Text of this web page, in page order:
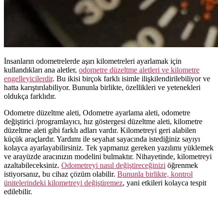
İnsanların odometrelerde aşırı kilometreleri ayarlamak için
kullandıkları ana aletler, odometre düzeltme aletleri ve kilometre
engelleyicilerdir. Bu ikisi birçok farklı isimle ilişkilendirilebiliyor ve
hatta karıştırılabiliyor. Bununla birlikte, özellikleri ve yetenekleri
oldukça farklıdır.
Odometre düzeltme aleti, Odometre ayarlama aleti, odometre
değiştirici /programlayıcı, hız göstergesi düzeltme aleti, kilometre
düzeltme aleti gibi farklı adları vardır. Kilometreyi geri alabilen
küçük araçlardır. Yardımı ile seyahat sayacında istediğiniz sayıyı
kolayca ayarlayabilirsiniz. Tek yapmanız gereken yazılımı yüklemek
ve arayüzde aracınızın modelini bulmaktır. Nihayetinde, kilometreyi
azaltabileceksiniz. Odometreyi nasıl değiştireceğinizi öğrenmek
istiyorsanız, bu cihaz çözüm olabilir. Bununla birlikte, kontrol
ünitelerindeki kilometreyi değiştiremez, yani etkileri kolayca tespit
edilebilir.